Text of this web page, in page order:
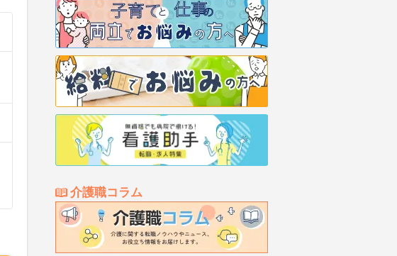
介護職コラム